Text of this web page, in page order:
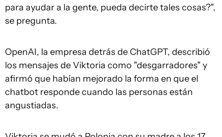
para ayudar a la gente, pueda decirte tales cosas?",
se pregunta.
OpenAI, la empresa detrás de ChatGPT, describió
los mensajes de Viktoria como "desgarradores" y
afirmó que habían mejorado la forma en que el
chatbot responde cuando las personas están
angustiadas.